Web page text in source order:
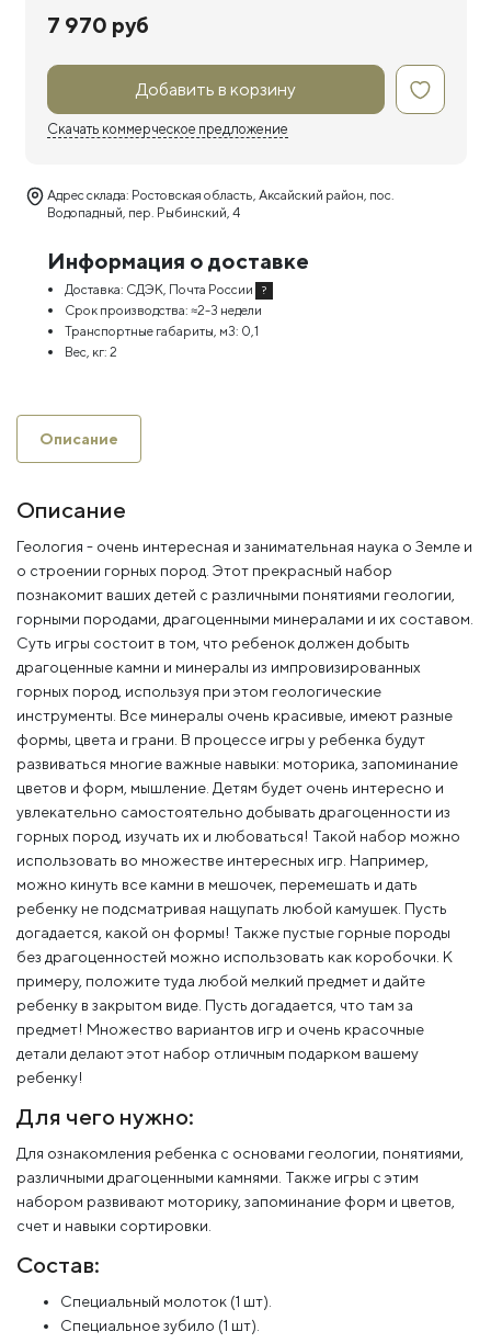
7 970 руб
Добавить в корзину
Скачать коммерческое предложение
Адрес склада: Ростовская область, Аксайский район, пос.
Водопадный, пер. Рыбинский, 4
Информация о доставке
Доставка: СДЭК, Почта России ?
Срок производства: ≈2-3 недели
Транспортные габариты, м3: 0,1
Вес, кг: 2
Описание
Описание
Геология - очень интересная и занимательная наука о Земле и
о строении горных пород. Этот прекрасный набор
познакомит ваших детей с различными понятиями геологии,
горными породами, драгоценными минералами и их составом.
Суть игры состоит в том, что ребенок должен добыть
драгоценные камни и минералы из импровизированных
горных пород, используя при этом геологические
инструменты. Все минералы очень красивые, имеют разные
формы, цвета и грани. В процессе игры у ребенка будут
развиваться многие важные навыки: моторика, запоминание
цветов и форм, мышление. Детям будет очень интересно и
увлекательно самостоятельно добывать драгоценности из
горных пород, изучать их и любоваться! Такой набор можно
использовать во множестве интересных игр. Например,
можно кинуть все камни в мешочек, перемешать и дать
ребенку не подсматривая нащупать любой камушек. Пусть
догадается, какой он формы! Также пустые горные породы
без драгоценностей можно использовать как коробочки. К
примеру, положите туда любой мелкий предмет и дайте
ребенку в закрытом виде. Пусть догадается, что там за
предмет! Множество вариантов игр и очень красочные
детали делают этот набор отличным подарком вашему
ребенку!
Для чего нужно:
Для ознакомления ребенка с основами геологии, понятиями,
различными драгоценными камнями. Также игры с этим
набором развивают моторику, запоминание форм и цветов,
счет и навыки сортировки.
Состав:
Специальный молоток (1 шт).
Специальное зубило (1 шт).